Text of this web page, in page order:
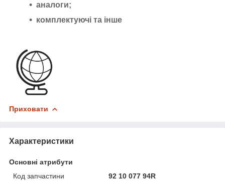
аналоги;
комплектуючі та інше
Приховати
Характеристики
Основні атрибути
Код запчастини
92 10 077 94R